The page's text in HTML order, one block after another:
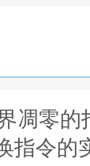
凋零
指令的